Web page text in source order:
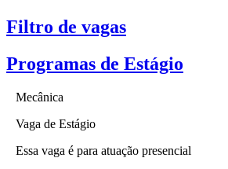
Filtro de vagas
Programas de Estágio
Mecânica
Vaga de Estágio
Essa vaga é para atuação presencial